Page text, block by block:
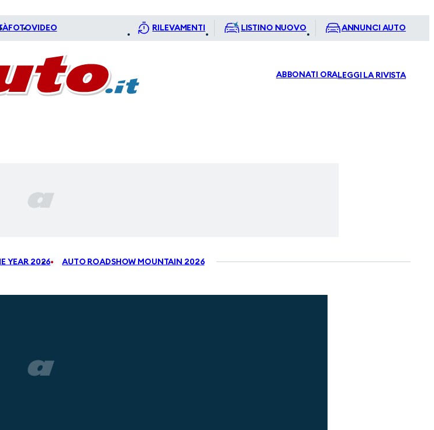
FOTOVIDEO RILEVAMENTI LISTINO NUOVO ANNUNCI AUTO
ABBONATI ORALEGGI LA RIVISTA
YEAR 2026 AUTO ROADSHOW MOUNTAIN 2026